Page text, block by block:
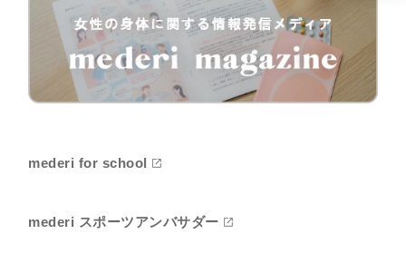
mederi for school
mederi スポーツアンバサダー